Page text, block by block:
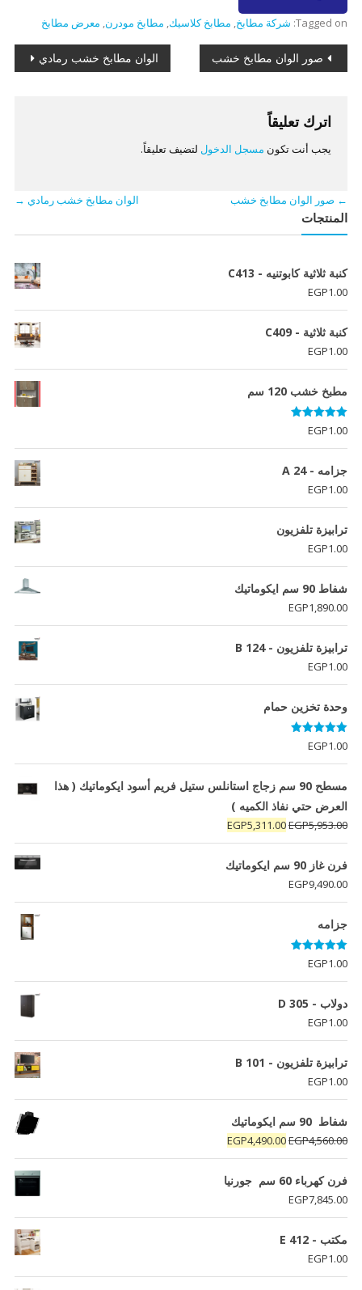
Tagged on: شركة مطابخ, مطابخ كلاسيك, مطابخ مودرن, معرض مطابخ
تصفّح
صور الوان مطابخ خشب الوان مطابخ خشب رمادي
اترك تعليقاً
يجب أنت تكون مسجل الدخول لتضيف تعليقاً.
← صور الوان مطابخ خشب الوان مطابخ خشب رمادي →
المنتجات
كنبة ثلاثية كابوتنيه - C413
EGP1.00
كنبة ثلاثية - C409
EGP1.00
مطبخ خشب 120 سم
تم التقييم
5.00
من 5
EGP1.00
جزامه - A 24
EGP1.00
ترابيزة تلفزيون
EGP1.00
شفاط 90 سم ايكوماتيك
EGP1,890.00
ترابيزة تلفزيون - B 124
EGP1.00
وحدة تخزين حمام
تم التقييم
5.00
من 5
EGP1.00
مسطح 90 سم زجاج استانلس ستيل فريم أسود ايكوماتيك ( هذا
العرض حتي نفاذ الكميه )
EGP5,953.00
السعر
الأصلي
EGP5,311.00
السعر
الحالي
فرن غاز 90 سم ايكوماتيك
EGP9,490.00
جزامه
تم التقييم
5.00
من 5
EGP1.00
دولاب - D 305
EGP1.00
ترابيزة تلفزيون - B 101
EGP1.00
شفاط 90 سم ايكوماتيك
EGP4,560.00
السعر
الأصلي
هو:
EGP4,490.00
السعر
الحالي
هو:
فرن كھرباء 60 سم جورنيا
EGP7,845.00
مكتب - E 412
EGP1.00